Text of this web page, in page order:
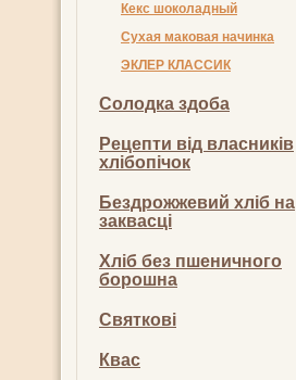
Кекс шоколадный
Сухая маковая начинка
ЭКЛЕР КЛАССИК
Солодка здоба
Рецепти від власників
хлібопічок
Бездрожжевий хліб на
заквасці
Хліб без пшеничного
борошна
Святкові
Квас